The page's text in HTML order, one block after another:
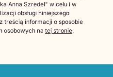
Anna Szredel" w celu i w
obsługi niniejszego
treścią informacji o sposobie
osobowych na tej stronie.